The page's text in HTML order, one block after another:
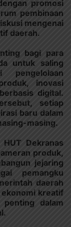
promosi
pembinaan
mengenai
daerah.
bagi para
untuk saling
pengelolaan
inovasi
digital.
setiap
baru dalam
masing.
Dekranas
produk,
jejaring
pemangku
daerah
ekonomi kreatif
dalam